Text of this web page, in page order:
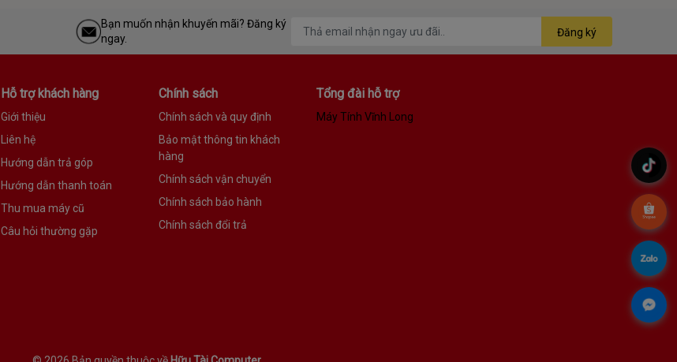
Bạn muốn nhận khuyến mãi? Đăng ký
ngay.
Đăng ký
Hỗ trợ khách hàng
Giới thiệu
Liên hệ
Hướng dẫn trả góp
Hướng dẫn thanh toán
Thu mua máy cũ
Câu hỏi thường gặp
Chính sách
Chính sách và quy định
Bảo mật thông tin khách
hàng
Chính sách vận chuyển
Chính sách bảo hành
Chính sách đổi trả
Tổng đài hỗ trợ
Máy Tính Vĩnh Long
.
.
.
.